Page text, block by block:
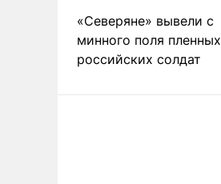
«Северяне» вывели с
минного поля пленных
российских солдат